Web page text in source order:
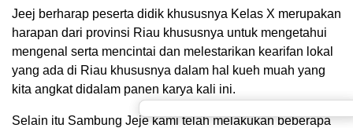
Jeej berharap peserta didik khususnya Kelas X merupakan
harapan dari provinsi Riau khususnya untuk mengetahui
mengenal serta mencintai dan melestarikan kearifan lokal
yang ada di Riau khususnya dalam hal kueh muah yang
kita angkat didalam panen karya kali ini.
Selain itu Sambung Jeje kami telah melakukan beberapa